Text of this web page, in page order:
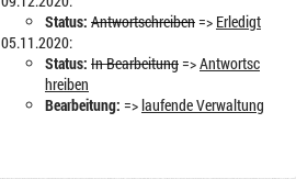
Status: Antwortschreiben=> Erledigt
05.11.2020:
Status: In Bearbeitung=>Antwortsc
hreiben
Bearbeitung: =>laufende Verwaltung